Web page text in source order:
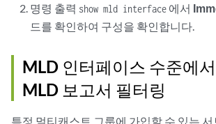
명령 출력 show mld interface 에서
드를 확인하여 구성을 확인합니다.
MLD 인터페이스 수준에
MLD 보고서 필터링
특정 멀티캐스트 그룹에 가입할 수 있는